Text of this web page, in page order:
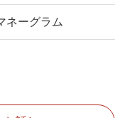
ネーグラム